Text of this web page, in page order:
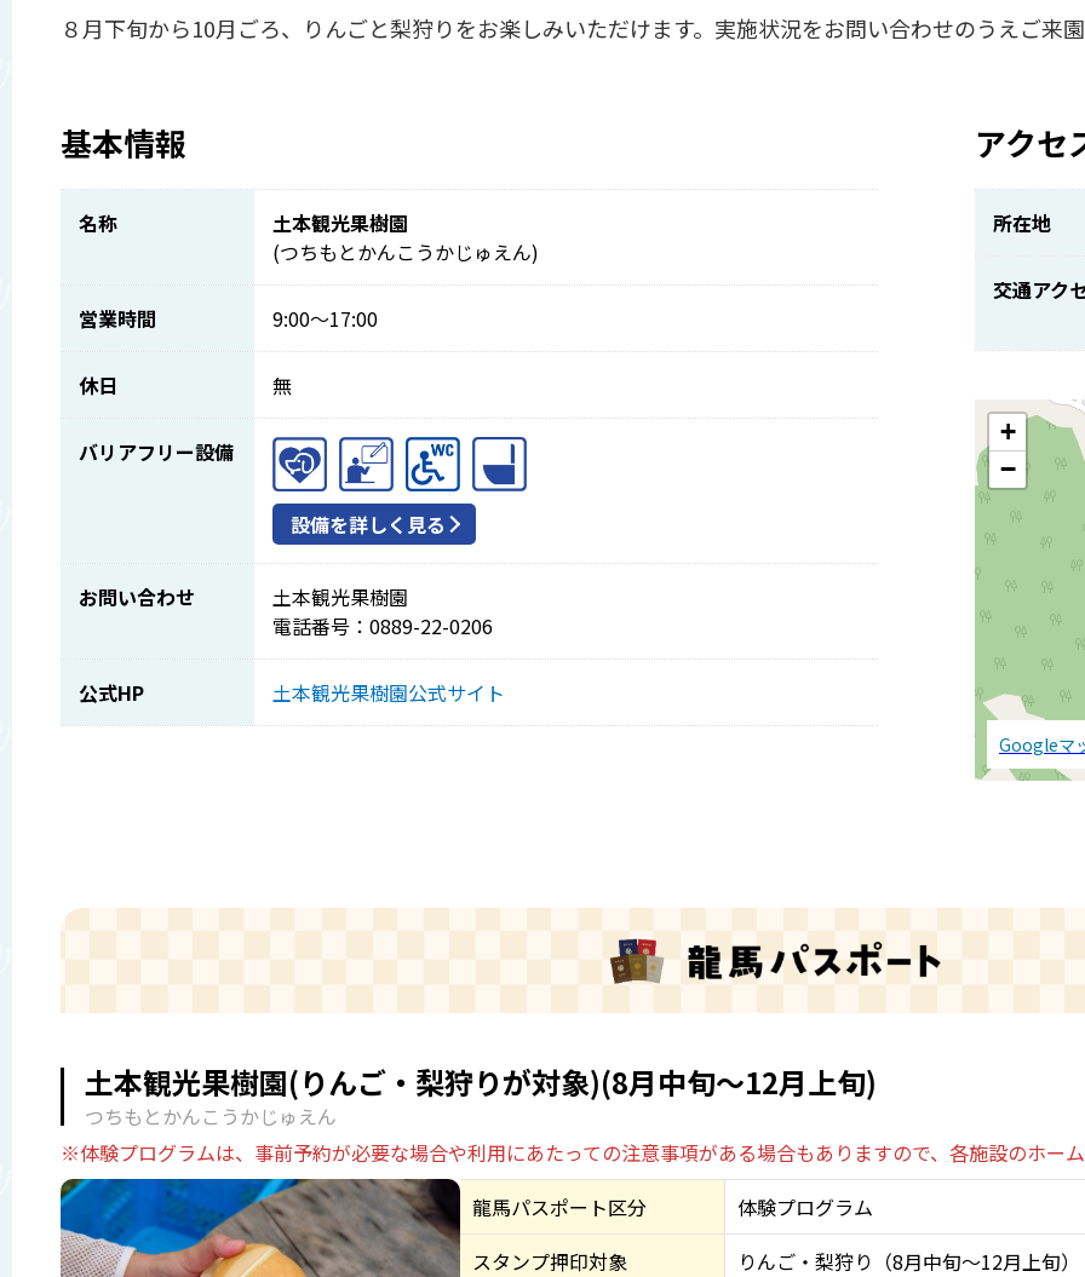
８月下旬から10月ごろ、りんごと梨狩りをお楽しみいただけます。実施状況をお問い合わせのうえご来園
基本情報
名称
土本観光果樹園
(つちもとかんこうかじゅえん)
営業時間 9:00～17:00
休日 無
バリアフリー設備
設備を詳しく見る
お問い合わせ
土本観光果樹園
電話番号：0889-22-0206
公式HP 土本観光果樹園公式サイト
アクセ
所在地
交通アク
+
−
Googleマ
土本観光果樹園(りんご・梨狩りが対象)(8月中旬～12月上旬)
つちもとかんこうかじゅえん
※体験プログラムは、事前予約が必要な場合や利用にあたっての注意事項がある場合もありますので、各施設のホー
龍馬パスポート区分
体験プログラム
スタンプ押印対象
りんご・梨狩り（8月中旬～12月上旬）